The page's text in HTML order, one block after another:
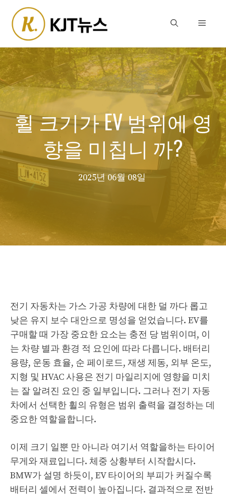
content
Menu
휠 크기가 EV 범위에 영
향을 미칩니 까?
2025년 06월 08일
전기 자동차는 가스 가공 차량에 대한 덜 까다 롭고
낮은 유지 보수 대안으로 명성을 얻었습니다. EV를
구매할 때 가장 중요한 요소는 충전 당 범위이며, 이
는 차량 별과 환경 적 요인에 따라 다릅니다. 배터리
용량, 운동 효율, 순 페이로드, 재생 제동, 외부 온도,
지형 및 HVAC 사용은 전기 마일리지에 영향을 미치
는 잘 알려진 요인 중 일부입니다. 그러나 전기 자동
차에서 선택한 휠의 유형은 범위 출력을 결정하는 데
중요한 역할을합니다.
이제 크기 일뿐 만 아니라 여기서 역할을하는 타이어
무게와 재료입니다. 체중 상황부터 시작합시다.
BMW가 설명 하듯이, EV 타이어의 부피가 커질수록
배터리 셀에서 전력이 높아집니다. 결과적으로 전반